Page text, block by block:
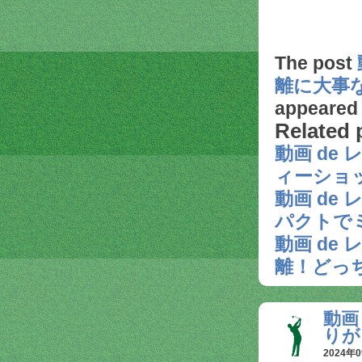
The post
離に大事
Related
動画 de
ィーショ
動画 de
パクトで
動画 de
離！どっ
動
り
2024年